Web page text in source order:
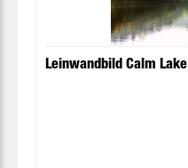
Leinwandbild Calm Lake